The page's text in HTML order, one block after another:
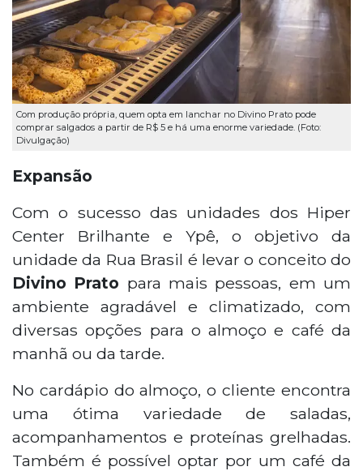
Com produção própria, quem opta em lanchar no Divino Prato pode
comprar salgados a partir de R$ 5 e há uma enorme variedade. (Foto:
Divulgação)
Expansão
Com o sucesso das unidades dos Hiper
Center Brilhante e Ypê, o objetivo da
unidade da Rua Brasil é levar o conceito do
Divino Prato para mais pessoas, em um
ambiente agradável e climatizado, com
diversas opções para o almoço e café da
manhã ou da tarde.
No cardápio do almoço, o cliente encontra
uma ótima variedade de saladas,
acompanhamentos e proteínas grelhadas.
Também é possível optar por um café da